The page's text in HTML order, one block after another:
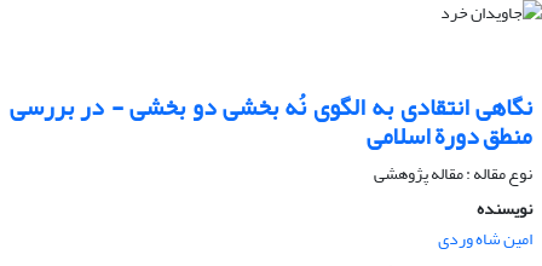
نگاهی انتقادی به الگوی نُه بخشی دو بخشی - در بررسی
منطق دورة اسلامی
نوع مقاله : مقاله پژوهشی
نویسنده
امین شاه وردی